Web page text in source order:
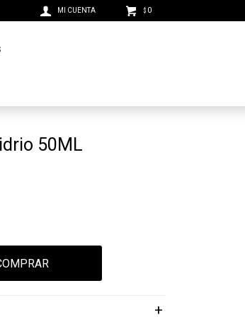
$ 0
50ML